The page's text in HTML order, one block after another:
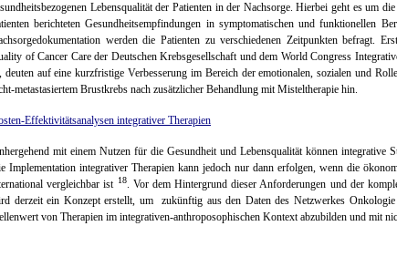
Lebensqualität der Patienten in der Nachsorge. Hierbei geht es um
berichteten Gesundheitsempfindungen in symptomatischen und funktionellen
werden die Patienten zu verschiedenen Zeitpunkten befragt.
of Cancer Care der Deutschen Krebsgesellschaft und dem World Congress
, deuten auf eine kurzfristige Verbesserung im Bereich der emotionalen, sozialen und
metastasiertem Brustkrebs nach zusätzlicher Behandlung mit Misteltherapie hin.
Effektivitätsanalysen integrativer Therapien
mit einem Nutzen für die Gesundheit und Lebensqualität können integrative
Implementation integrativer Therapien kann jedoch nur dann erfolgen, wenn die
vergleichbar ist 18. Vor dem Hintergrund dieser Anforderungen und der
derzeit ein Konzept erstellt, um zukünftig aus den Daten des Netzwerkes
von Therapien im integrativen-anthroposophischen Kontext abzubilden und mit